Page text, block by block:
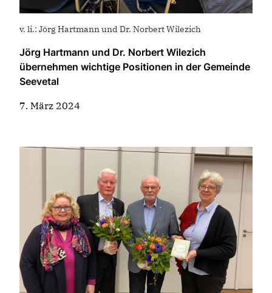
v. li.: Jörg Hartmann und Dr. Norbert Wilezich
Jörg Hartmann und Dr. Norbert Wilezich
übernehmen wichtige Positionen in der Gemeinde
Seevetal
7. März 2024